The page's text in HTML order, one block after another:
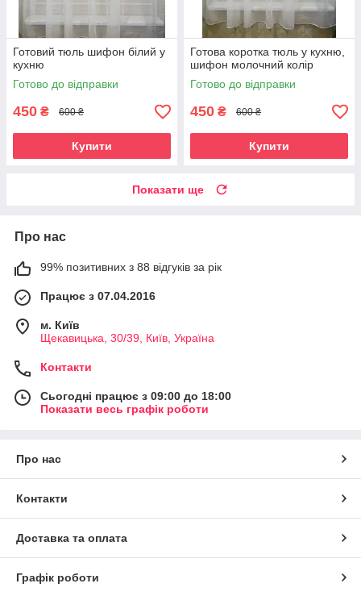
Готовий тюль шифон білий у
кухню
Готово до відправки
450 ₴ 600 ₴
Купити
Готова коротка тюль у кухню,
шифон молочний колір
Готово до відправки
450 ₴ 600 ₴
Купити
Показати ще
Про нас
99% позитивних з 88 відгуків за рік
Працює з 07.04.2016
м. Київ
Щекавицька, 30/39, Київ, Україна
Контакти
Сьогодні працює з 09:00 до 18:00
Показати весь графік роботи
Про нас
Контакти
Доставка та оплата
Графік роботи